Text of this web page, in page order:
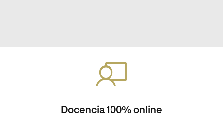
Docencia 100% online